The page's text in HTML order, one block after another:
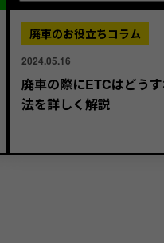
廃車のお役立ちコラム
2024.05.16
廃車の際にETCはどう
法を詳しく解説